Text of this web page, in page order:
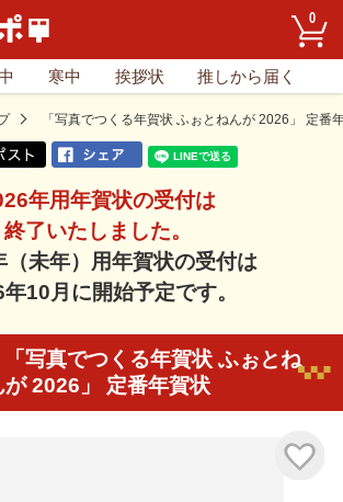
0
寒中 挨拶状 推しから届く
「写真でつくる年賀状 ふぉとねんが 2026」 定番
年用年賀状の受付は
終了いたしました。
（未年）用年賀状の受付は
10月に開始予定です。
写真でつくる年賀状 ふぉとね
が 2026」 定番年賀状